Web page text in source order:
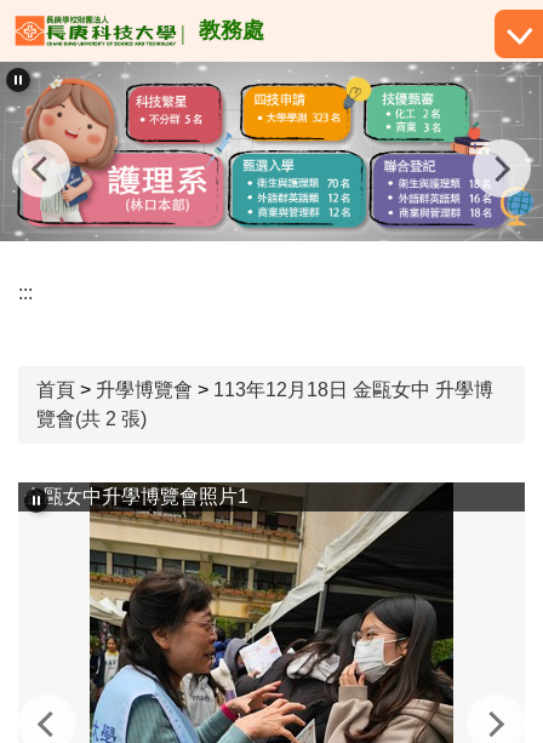
跳
到
主
要
內
容
區
教務處
:::
首頁 > 升學博覽會 > 113年12月18日 金甌女中 升學博
覽會(共 2 張)
金甌女中升學博覽會照片1